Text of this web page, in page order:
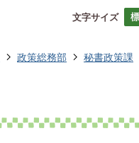
文字サイズ
政策総務部 秘書政策課